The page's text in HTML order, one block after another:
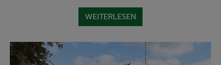
WEITERLESEN